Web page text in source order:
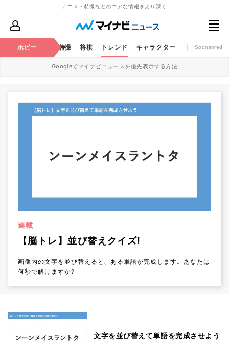
アニメ・特撮などのコアな情報をより深く
ホビー
おもちゃ 特撮 将棋 トレンド キャラクター Sponsored
Googleでマイナビニュースを優先表示する方法
連載
【脳トレ】並び替えクイズ!
画像内の文字を並び替えると、ある単語が完成します。あなたは
何秒で解けますか?
文字を並び替えて単語を完成させよう